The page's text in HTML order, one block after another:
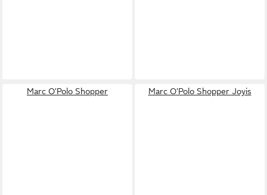
Marc O'Polo Shopper Marc O'Polo Shopper Joyis